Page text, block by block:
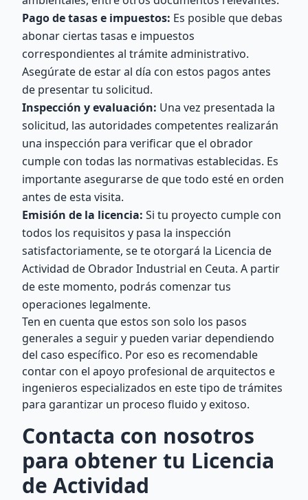
Pago de tasas e impuestos: Es posible que debas
abonar ciertas tasas e impuestos
correspondientes al trámite administrativo.
Asegúrate de estar al día con estos pagos antes
de presentar tu solicitud.
Inspección y evaluación: Una vez presentada la
solicitud, las autoridades competentes realizarán
una inspección para verificar que el obrador
cumple con todas las normativas establecidas. Es
importante asegurarse de que todo esté en orden
antes de esta visita.
Emisión de la licencia: Si tu proyecto cumple con
todos los requisitos y pasa la inspección
satisfactoriamente, se te otorgará la Licencia de
Actividad de Obrador Industrial en Ceuta. A partir
de este momento, podrás comenzar tus
operaciones legalmente.
Ten en cuenta que estos son solo los pasos
generales a seguir y pueden variar dependiendo
del caso específico. Por eso es recomendable
contar con el apoyo profesional de arquitectos e
ingenieros especializados en este tipo de trámites
para garantizar un proceso fluido y exitoso.
Contacta con nosotros
para obtener tu Licencia
de Actividad